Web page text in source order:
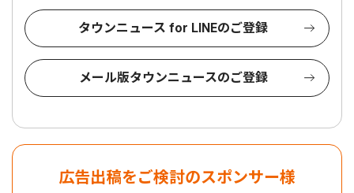
タウンニュース for LINEのご登録
メール版タウンニュースのご登録
広告出稿をご検討のスポンサー様